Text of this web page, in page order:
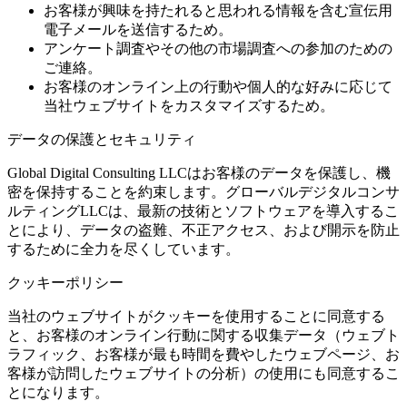
お客様が興味を持たれると思われる情報を含む宣伝用
電子メールを送信するため。
アンケート調査やその他の市場調査への参加のための
ご連絡。
お客様のオンライン上の行動や個人的な好みに応じて
当社ウェブサイトをカスタマイズするため。
データの保護とセキュリティ
Global Digital Consulting LLCはお客様のデータを保護し、機
密を保持することを約束します。グローバルデジタルコンサ
ルティングLLCは、最新の技術とソフトウェアを導入するこ
とにより、データの盗難、不正アクセス、および開示を防止
するために全力を尽くしています。
クッキーポリシー
当社のウェブサイトがクッキーを使用することに同意する
と、お客様のオンライン行動に関する収集データ（ウェブト
ラフィック、お客様が最も時間を費やしたウェブページ、お
客様が訪問したウェブサイトの分析）の使用にも同意するこ
とになります。